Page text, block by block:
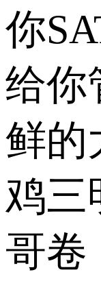
你
给你
鲜的
鸡三
哥卷